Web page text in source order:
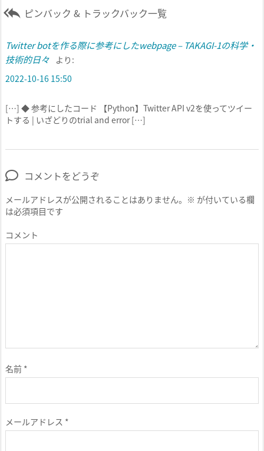
 ピンバック & トラックバック一覧
Twitter botを作る際に参考にしたwebpage – TAKAGI-1の科学・
技術的日々 より:
2022-10-16 15:50
[…] ◆ 参考にしたコード 【Python】Twitter API v2を使ってツイー
トする | いざどりのtrial and error […]
コメントをどうぞ
メールアドレスが公開されることはありません。 ※ が付いている欄
は必須項目です
コメント
名前 *
メールアドレス *